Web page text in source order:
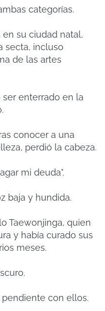
categorías.
su ciudad natal,
secta, incluso
de las artes
ser enterrado en la
conocer a una
perdió la cabeza.
mi deuda".
baja y hundida.
Taewonjinga, quien
y había curado sus
meses.
con ellos.